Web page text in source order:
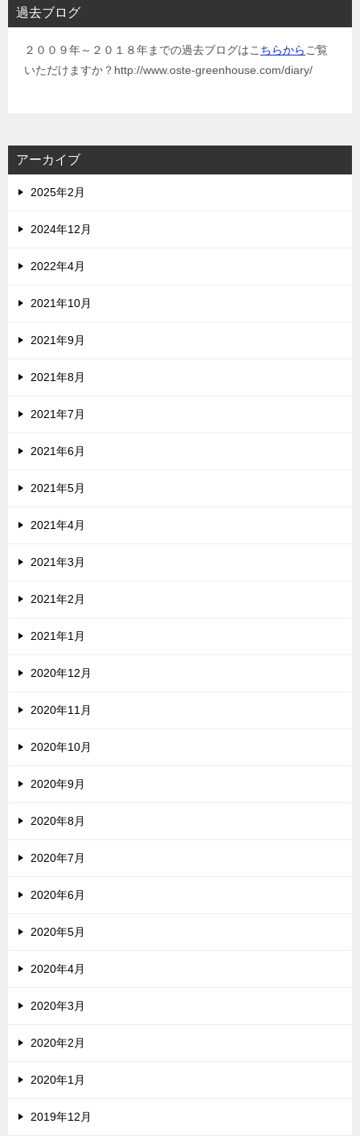
過去ブログ
２００９年～２０１８年までの過去ブログはこ ちらから ご覧
いただけますか？http://www.oste-greenhouse.com/diary/
アーカイブ
2025年2月
2024年12月
2022年4月
2021年10月
2021年9月
2021年8月
2021年7月
2021年6月
2021年5月
2021年4月
2021年3月
2021年2月
2021年1月
2020年12月
2020年11月
2020年10月
2020年9月
2020年8月
2020年7月
2020年6月
2020年5月
2020年4月
2020年3月
2020年2月
2020年1月
2019年12月